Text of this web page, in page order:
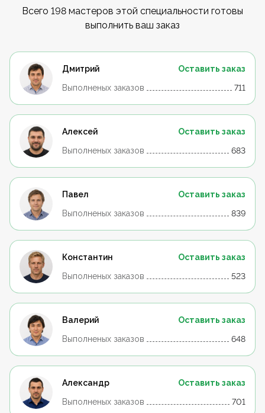
Всего 198 мастеров этой специальности готовы
выполнить ваш заказ
Дмитрий
Оставить заказ
Выполненых заказов
711
Алексей
Оставить заказ
Выполненых заказов
683
Павел
Оставить заказ
Выполненых заказов
839
Константин
Оставить заказ
Выполненых заказов
523
Валерий
Оставить заказ
Выполненых заказов
648
Александр
Оставить заказ
Выполненых заказов
701